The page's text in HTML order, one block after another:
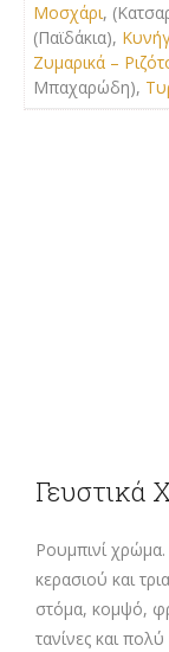
Μοσχάρι,
(Παϊδάκια),
Ζυμαρικά –
Μπαχαρώδη),
Γευστικά
Ρουμπινί
κερασιού και
στόμα, κομψό,
τανίνες και